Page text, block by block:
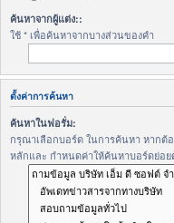
ค้นหาจากผู้แต่ง::
ใช้ * เพื่อค้นหาจากบางส่วนของคำ
ตั้งค่าการค้นหา
ค้นหาในฟอรั่ม:
กรุณาเลือกบอร์ด ในการค้นหา หากต้
หลักและ กำหนดค่าให้ค้นหาบอร์ดย่อย